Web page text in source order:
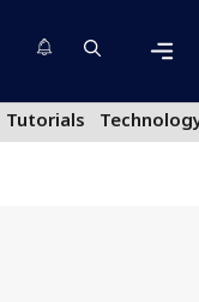
Tutorials